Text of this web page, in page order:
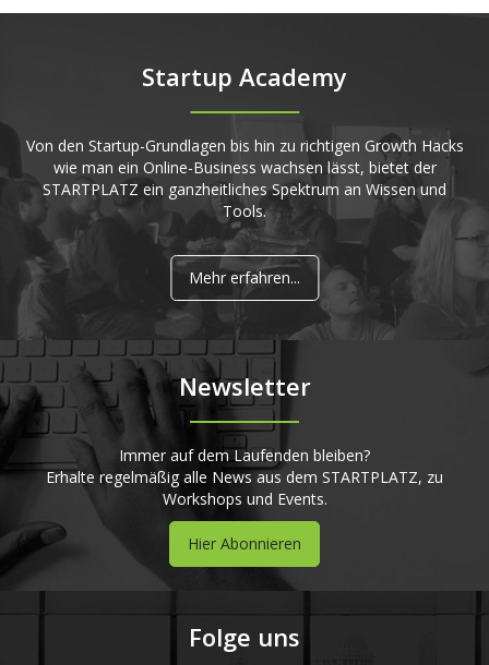
Startup Academy
Von den Startup-Grundlagen bis hin zu richtigen Growth Hacks
wie man ein Online-Business wachsen lässt, bietet der
STARTPLATZ ein ganzheitliches Spektrum an Wissen und
Tools.
Mehr erfahren...
Newsletter
Immer auf dem Laufenden bleiben?
Erhalte regelmäßig alle News aus dem STARTPLATZ, zu
Workshops und Events.
Hier Abonnieren
Folge uns